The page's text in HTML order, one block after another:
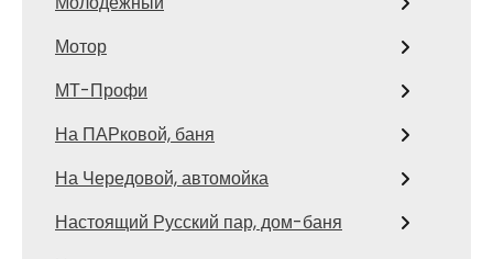
Мотор
МТ-Профи
На ПАРковой, баня
На Чередовой, автомойка
Настоящий Русский пар, дом-баня